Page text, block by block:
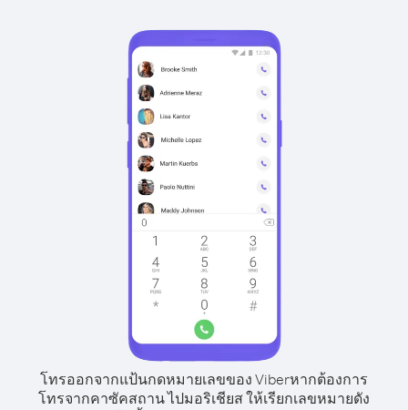
โทรออกจากแป้นกดหมายเลขของ Viberหากต้องการ
โทรจากคาซัคสถาน ไปมอริเชียส ให้เรียกเลขหมายดัง